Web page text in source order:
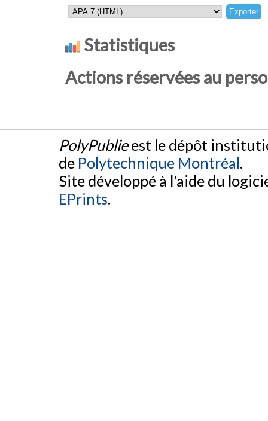
Statistiques
Actions réservées au
PolyPublieest le dépôt
de Polytechnique Montréal.
Site développé à l'aide du
EPrints.